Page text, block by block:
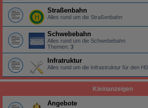
Straßenbahn
Alles rund um die Straßenbahn
Schwebebahn
Alles rund um die Schwebebahn
Themen: 3
Infratruktur
Alles rund um die Infrastruktur für den
Kleinanzeigen
Angebote